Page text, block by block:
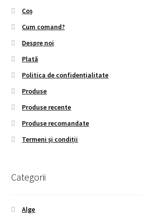
Coș
Cum comand?
Despre noi
Plată
Politica de confidențialitate
Produse
Produse recente
Produse recomandate
Termeni și condiții
Categorii
Alge